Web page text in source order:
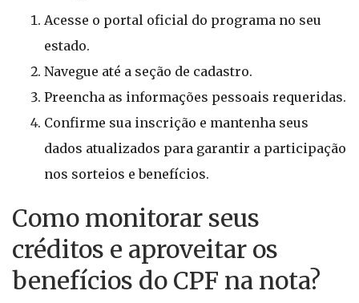
Acesse o portal oficial do programa no seu
estado.
Navegue até a seção de cadastro.
Preencha as informações pessoais requeridas.
Confirme sua inscrição e mantenha seus
dados atualizados para garantir a participação
nos sorteios e benefícios.
Como monitorar seus
créditos e aproveitar os
benefícios do CPF na nota?